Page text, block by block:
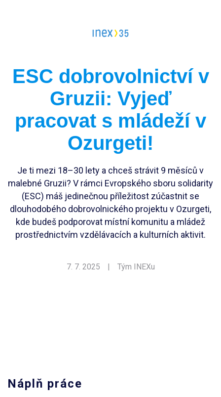
Dlouhodobé projekty
Školení
Členství pro INEXáky
FAQ workcampy v zahraničí
FAQ vedoucí workcampů
Jako jednodlivec
Jako zaměstnanec*kyně
Jako firma
ESC dobrovolnictví v
Gruzii: Vyjeď
pracovat s mládeží v
Ozurgeti!
Je ti mezi 18–30 lety a chceš strávit 9 měsíců v
malebné Gruzii? V rámci Evropského sboru solidarity
(ESC) máš jedinečnou příležitost zúčastnit se
dlouhodobého dobrovolnického projektu v Ozurgeti,
kde budeš podporovat místní komunitu a mládež
prostřednictvím vzdělávacích a kulturních aktivit.
7. 7. 2025 | Tým INEXu
Náplň práce